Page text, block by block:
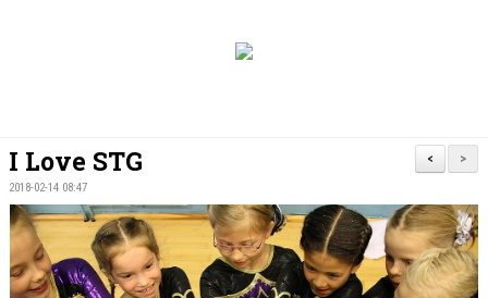
WEBBSHOP
NYHETER
>
<
I Love STG
2018-02-14 08:47